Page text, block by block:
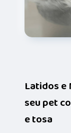
Latidos e
seu pet
e tosa